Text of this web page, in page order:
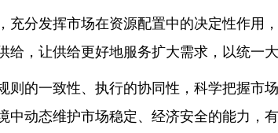
分发挥市场在资源配置中的决定性作用
，让供给更好地服务扩大需求，以统一
的一致性、执行的协同性，科学把握市
动态维护市场稳定、经济安全的能力，